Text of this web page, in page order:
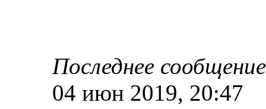
Последнее
04 июн 2019, 20:47